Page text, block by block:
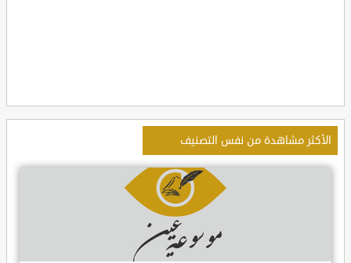
الأكثر مشاهدة من نفس التصنيف